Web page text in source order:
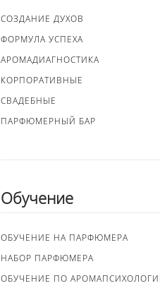
СОЗДАНИЕ ДУХОВ
ФОРМУЛА УСПЕХА
АРОМАДИАГНОСТИКА
КОРПОРАТИВНЫЕ
СВАДЕБНЫЕ
ПАРФЮМЕРНЫЙ БАР
Обучение
ОБУЧЕНИЕ НА ПАРФЮМЕРА
НАБОР ПАРФЮМЕРА
ОБУЧЕНИЕ ПО